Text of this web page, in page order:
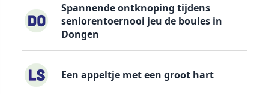
Spannende ontknoping tijdens
seniorentoernooi jeu de boules in
Dongen
Een appeltje met een groot hart